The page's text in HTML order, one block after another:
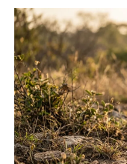
Últimas noticias
Tiê-
8 de